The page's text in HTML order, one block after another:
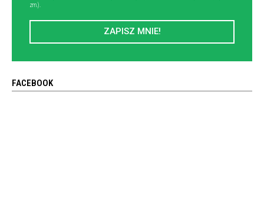
zm.).
ZAPISZ MNIE!
FACEBOOK